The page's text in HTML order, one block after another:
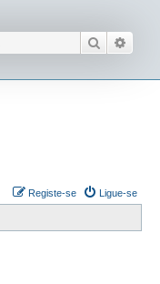
Pesquisar
Ligue-se
Registe-se